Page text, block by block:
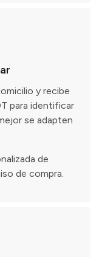
y recibe
para identificar
se adapten
de
de compra.